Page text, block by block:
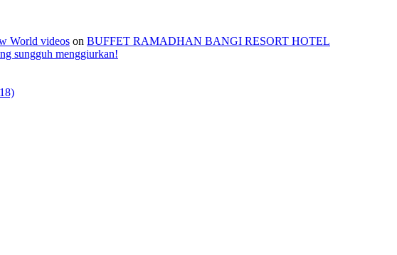
World videos on BUFFET RAMADHAN BANGI RESORT HOTEL
sungguh menggiurkan!